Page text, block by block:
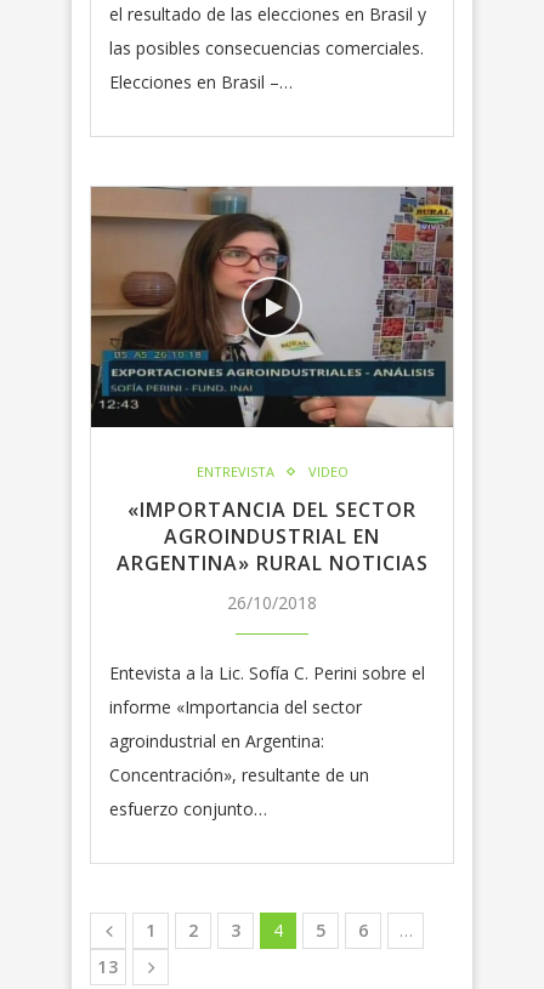
el resultado de las elecciones en Brasil y
las posibles consecuencias comerciales.
Elecciones en Brasil –…
ENTREVISTA VIDEO
«IMPORTANCIA DEL SECTOR
AGROINDUSTRIAL EN
ARGENTINA» RURAL NOTICIAS
26/10/2018
Entevista a la Lic. Sofía C. Perini sobre el
informe «Importancia del sector
agroindustrial en Argentina:
Concentración», resultante de un
esfuerzo conjunto…
1 2 3 4 5 6
…
13